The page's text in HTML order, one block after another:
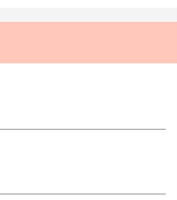
」の声、テーブルで賑わうお客様たち
調理・接客・運営＞まるごと身
を直接お出しして、メニューの魅力を